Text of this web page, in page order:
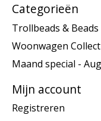
Categorieën
Trollbeads & Beads
Woonwagen
Maand special -
Mijn account
Registreren